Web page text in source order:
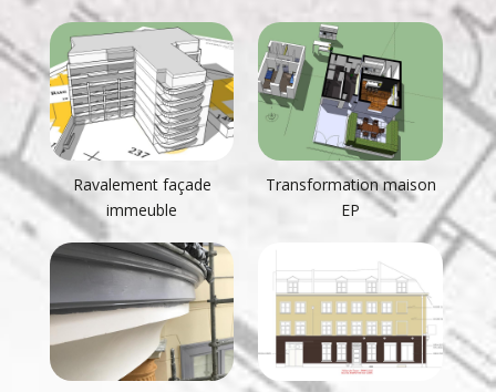
Ravalement façade
immeuble
Transformation maison
EP